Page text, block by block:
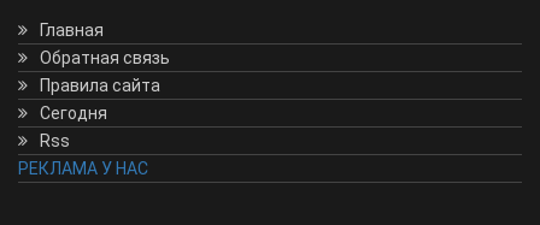
Главная
Обратная связь
Правила сайта
Сегодня
Rss
РЕКЛАМА У НАС